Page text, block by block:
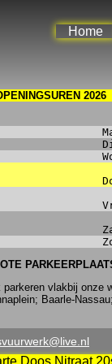
Home
2026
parkeren vlakbij onze
Baarle-
Doos Nitraat